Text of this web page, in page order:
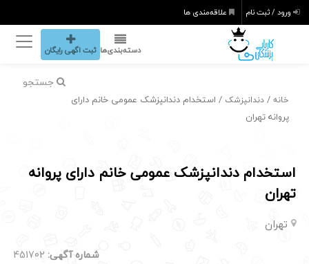
ورود / ثبت نام علاقه‌مندی ها
دسته‌بندی‌ها ثبت اگهی رایگان
جستجو
خانه /دندانپزشک / استخدام دندانپزشک عمومی خانم دارای
پروانه تهران
استخدام دندانپزشک عمومی خانم دارای پروانه
تهران
تهران
شماره آگهی: 451702